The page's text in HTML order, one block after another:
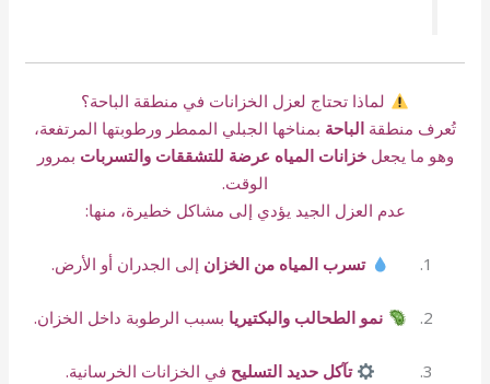
لماذا تحتاج لعزل الخزانات في منطقة الباحة؟
تُعرف منطقة الباحة بمناخها الجبلي الممطر ورطوبتها المرتفعة،
وهو ما يجعلخزانات المياه عرضة للتشققات والتسربات بمرور
الوقت.
عدم العزل الجيد يؤدي إلى مشاكل خطيرة، منها:
تسرب المياه من الخزان إلى الجدران أو الأرض.
نمو الطحالب والبكتيريا بسبب الرطوبة داخل الخزان.
تآكل حديد التسليح في الخزانات الخرسانية.